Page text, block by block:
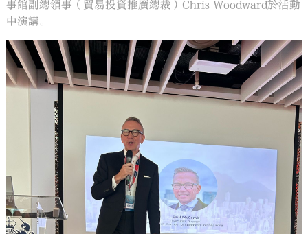
事館副總領事（貿易投資推廣總裁）Chris Woodward於活動
中演講。